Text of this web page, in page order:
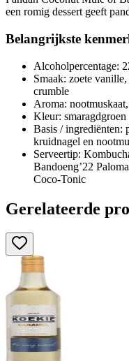
een romig dessert geeft
Belangrijkste
Alcoholpercentage:
Smaak: zoete
crumble
Aroma:
Kleur: smaragdgroen
Basis / ingrediënten:
kruidnagel en
Serveertip:
Bandoeng’22
Coco-Tonic
Gerelateerde